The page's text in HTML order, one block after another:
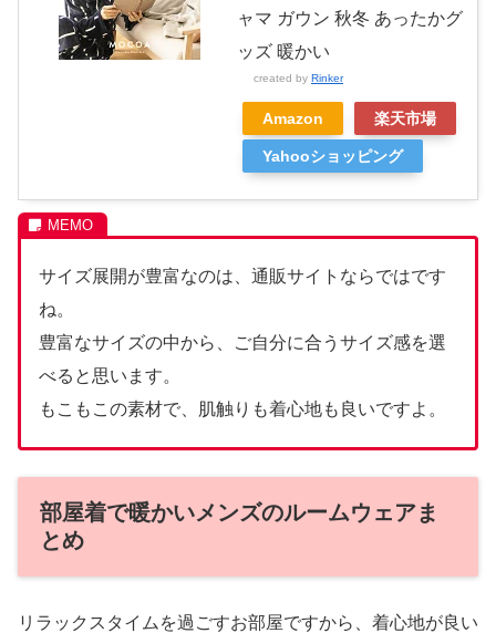
ャマ ガウン 秋冬 あったかグ
ッズ 暖かい
created by Rinker
Amazon 楽天市場
Yahooショッピング
サイズ展開が豊富なのは、通販サイトならではです
ね。
豊富なサイズの中から、ご自分に合うサイズ感を選
べると思います。
もこもこの素材で、肌触りも着心地も良いですよ。
部屋着で暖かいメンズのルームウェアま
とめ
リラックスタイムを過ごすお部屋ですから、着心地が良い